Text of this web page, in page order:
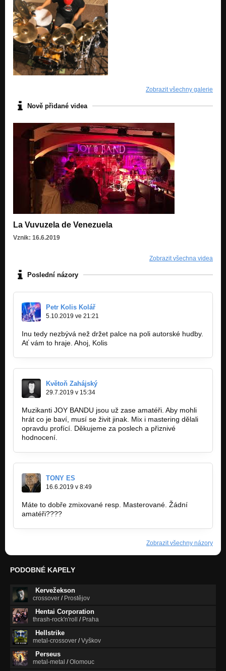
Zobrazit všechny galerie
Nově přidané videa
La Vuvuzela de Venezuela
Vznik: 16.6.2019
Zobrazit všechna videa
Poslední názory
Petr Kolis Kolář
5.10.2019 ve 21:21
Inu tedy nezbývá než držet palce na poli autorské hudby.
Ať vám to hraje. Ahoj, Kolis
Květoň Zahájský
29.7.2019 v 15:34
Muzikanti JOY BANDU jsou už zase amatéři. Aby mohli
hrát co je baví, musí se živit jinak. Mix i mastering dělali
opravdu profící. Děkujeme za poslech a přiznivé
hodnocení.
TONY ES
16.6.2019 v 8:49
Máte to dobře zmixované resp. Masterované. Žádní
amatéři????
Zobrazit všechny názory
PODOBNÉ KAPELY
Kervežekson
crossover / Prostějov
Hentai Corporation
thrash-rock'n'roll / Praha
Hellstrike
metal-crossover /Vyškov
Perseus
metal-metal /Olomouc